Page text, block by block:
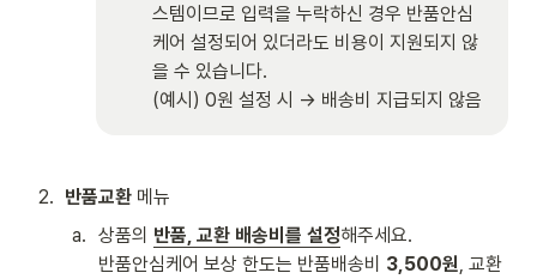
스템이므로 입력을 누락하신 경우 반품안심
케어 설정되어 있더라도 비용이 지원되지 않
을 수 있습니다.
2. 반품교환 메뉴
a. 상품의 반품, 교환 배송비를 설정해주세요.
반품안심케어 보상 한도는 반품배송비 3,500원, 교환